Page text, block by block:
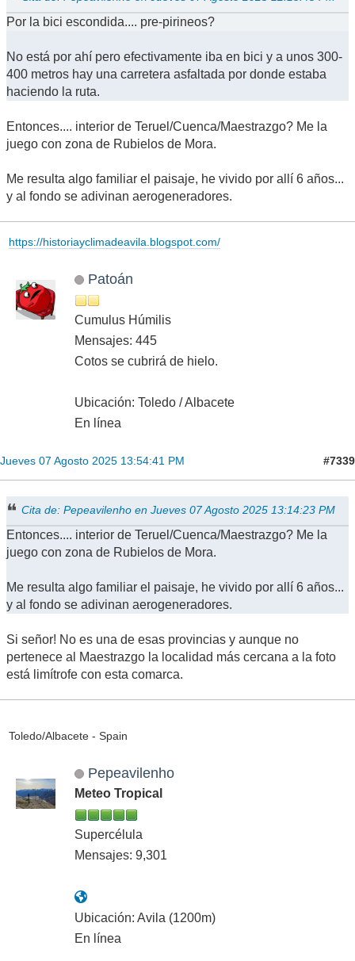
Por la bici escondida.... pre-pirineos?
No está por ahí pero efectivamente iba en bici y a unos 300-
400 metros hay una carretera asfaltada por donde estaba
haciendo la ruta.
Entonces.... interior de Teruel/Cuenca/Maestrazgo? Me la
juego con zona de Rubielos de Mora.
Me resulta algo familiar el paisaje, he vivido por allí 6 años...
y al fondo se adivinan aerogeneradores.
https://historiayclimadeavila.blogspot.com/
Patoán
Cumulus Húmilis
Mensajes: 445
Cotos se cubrirá de hielo.
Ubicación: Toledo / Albacete
En línea
Jueves 07 Agosto 2025 13:54:41 PM #7339
Cita de: Pepeavilenho en Jueves 07 Agosto 2025 13:14:23 PM
Entonces.... interior de Teruel/Cuenca/Maestrazgo? Me la
juego con zona de Rubielos de Mora.
Me resulta algo familiar el paisaje, he vivido por allí 6 años...
y al fondo se adivinan aerogeneradores.
Si señor! No es una de esas provincias y aunque no
pertenece al Maestrazgo la localidad más cercana a la foto
está limítrofe con esta comarca.
Toledo/Albacete - Spain
Pepeavilenho
Meteo Tropical
Supercélula
Mensajes: 9,301
Ubicación: Avila (1200m)
En línea